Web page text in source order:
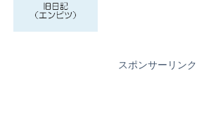
スポンサーリンク